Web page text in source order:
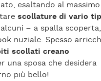
esaltando al massimo
scollature di vario
– a spalla scoperta,
nuziale. Spesso
scollati creano
una sposa che desidera
più bello!